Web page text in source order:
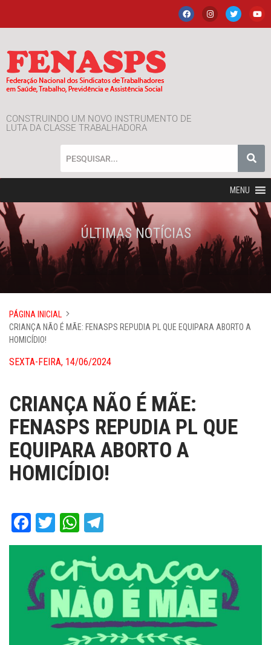
CONSTRUINDO UM NOVO INSTRUMENTO DE
LUTA DA CLASSE TRABALHADORA
MENU
ÚLTIMAS NOTÍCIAS
PÁGINA INICIAL
CRIANÇA NÃO É MÃE: FENASPS REPUDIA PL QUE EQUIPARA ABORTO A
HOMICÍDIO!
SEXTA-FEIRA, 14/06/2024
CRIANÇA NÃO É MÃE:
FENASPS REPUDIA PL QUE
EQUIPARA ABORTO A
HOMICÍDIO!
Facebook
TwitterWhatsApp